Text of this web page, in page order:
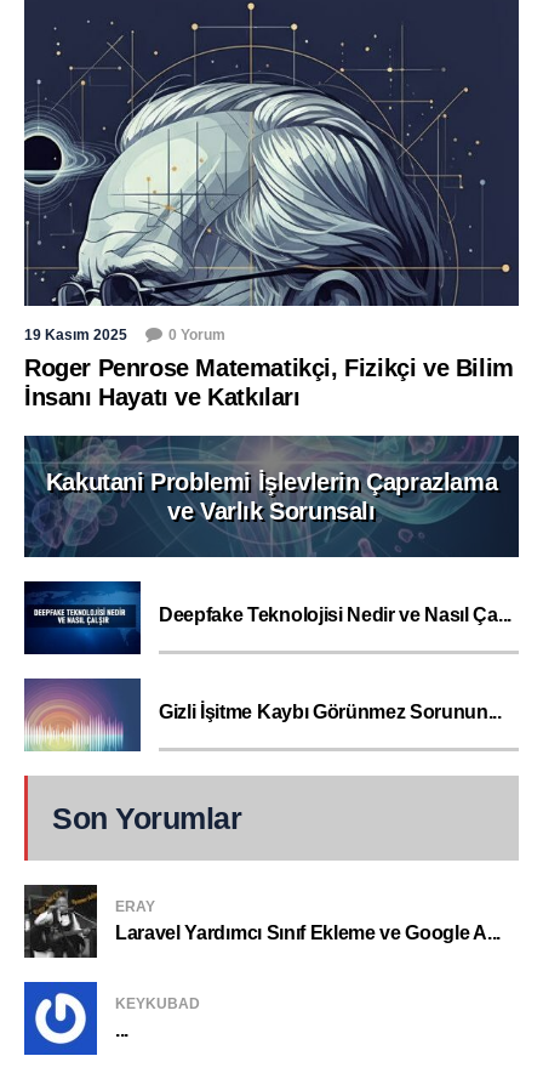
19 Kasım 2025 0 Yorum
Roger Penrose Matematikçi, Fizikçi ve Bilim
İnsanı Hayatı ve Katkıları
Kakutani Problemi İşlevlerin Çaprazlama
ve Varlık Sorunsalı
Deepfake Teknolojisi Nedir ve Nasıl Ça...
Gizli İşitme Kaybı Görünmez Sorunun...
Son Yorumlar
ERAY
Laravel Yardımcı Sınıf Ekleme ve Google A...
KEYKUBAD
...